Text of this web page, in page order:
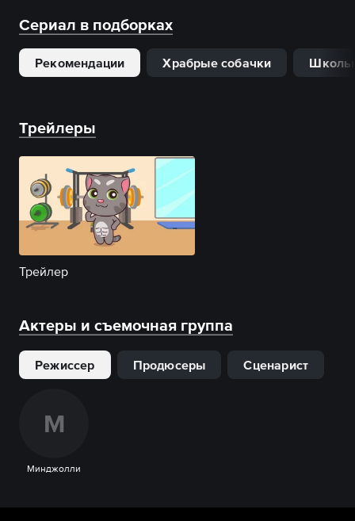
Сериал в подборках
Рекомендации Храбрые собачки
Трейлеры
Трейлер
Актеры и съемочная группа
Режиссер Продюсеры Сценарист
М
Минджолли